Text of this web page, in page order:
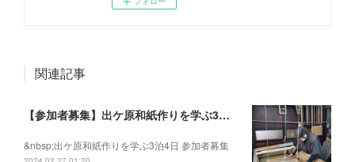
関連記事
【参加者募集】出ケ原和紙作りを学ぶ3泊4日
&nbsp;出ケ原和紙作りを学ぶ3泊4日 参加者募集